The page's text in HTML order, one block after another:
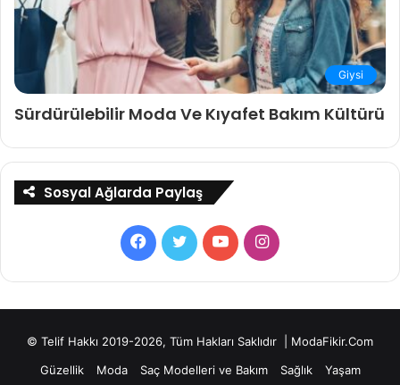
Giysi
Sürdürülebilir Moda Ve Kıyafet Bakım Kültürü
Sosyal Ağlarda Paylaş
Facebook
TwitterYouTubeInstagram
© Telif Hakkı 2019-2026, Tüm Hakları Saklıdır | ModaFikir.Com
Güzellik
Moda Saç Modelleri ve Bakım Sağlık Yaşam